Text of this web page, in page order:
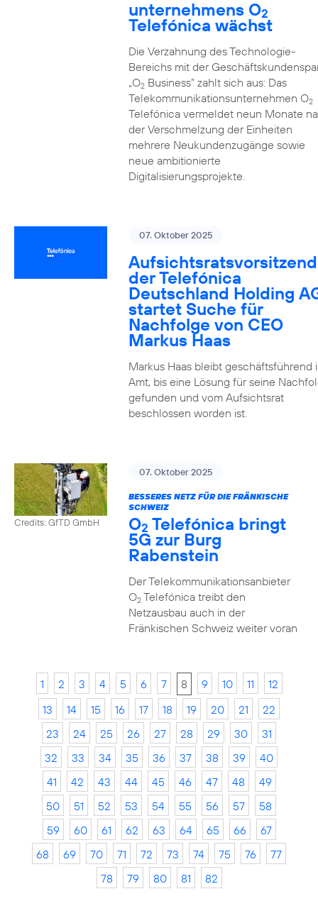
unternehmens O2
Telefónica wächst
Die Verzahnung des Technologie-
Bereichs mit der
„O2Business” zahlt sich aus: Das
Telekommunikationsunternehmen O2
Telefónica vermeldet neun Monate
der Verschmelzung der Einheiten
mehrere Neukundenzugänge sowie
neue ambitionierte
Digitalisierungsprojekte.
07. Oktober 2025
der Telefónica
Deutschland Holding
startet Suche für
Nachfolge von CEO
Markus Haas
Markus Haas bleibt geschäftsführend
Amt, bis eine Lösung für seine
gefunden und vom Aufsichtsrat
beschlossen worden ist.
Credits: GfTD GmbH
07. Oktober 2025
BESSERES NETZ FÜR DIE FRÄNKISCHE
SCHWEIZ
O2 Telefónica bringt
5G zur Burg
Rabenstein
Der Telekommunikationsanbieter
O2Telefónica treibt den
Netzausbau auch in der
Fränkischen Schweiz weiter voran
1 2 3 4 5 6 7 8 9 10 11
12
13
14 15 16 17 18 19 20 21
22
23
24 25 26 27 28 29 30
31
32
33 34 35 36 37 38 39
40
41
42 43 44 45 46 47 48
49
50
51 52 53 54 55 56 57
58
59
60 61 62 63 64 65 66
67
68
69 70 71 72 73 74 75 76
77
78
79 80 81 82